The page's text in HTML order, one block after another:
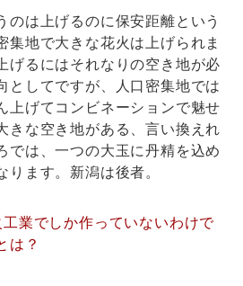
は上げるのに保安距離という
集地で大きな花火は上げられま
げるにはそれなりの空き地が必
としてですが、人口密集地では
上げてコンビネーションで魅せ
きな空き地がある、言い換えれ
では、一つの大玉に丹精を込め
ります。新潟は後者。
業でしか作っていないわけで
は？